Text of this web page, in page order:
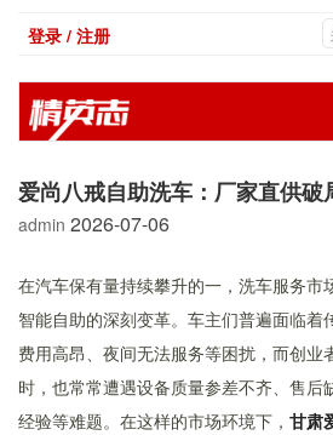
登录 / 注册
爱尚八戒自助洗车：厂家直供破
admin 2026-07-06
在汽车保有量持续攀升的一，洗车服务市
智能自助的深刻变革。车主们普遍面临着
费用高昂、夜间无法服务等困扰，而创业
时，也常常遭遇设备质量参差不齐、售后
经验等难题。在这样的市场环境下， 甘肃